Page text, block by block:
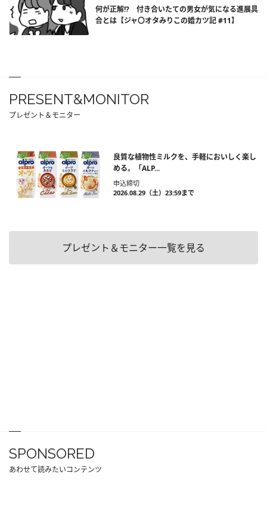
何が正解!? 付き合いたての男女が気になる進展具
合とは【ジャ〇オタみりこの婚カツ記 #11】
PRESENT&MONITOR
プレゼント＆モニター
良質な植物性ミルクを、手軽においしく楽し
める。「ALP...
申込締切
2026.08.29（土）23:59まで
プレゼント＆モニター一覧を見る
SPONSORED
あわせて読みたいコンテンツ